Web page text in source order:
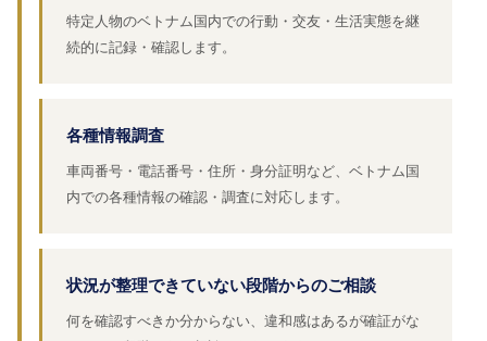
特定人物のベトナム国内での行動・交友・生活実態を継
続的に記録・確認します。
各種情報調査
車両番号・電話番号・住所・身分証明など、ベトナム国
内での各種情報の確認・調査に対応します。
状況が整理できていない段階からのご相談
何を確認すべきか分からない、違和感はあるが確証がな